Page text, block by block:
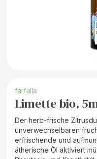
farfalla
Limette bio,
Der herb-frische
unverwechselbaren
erfrischende und
ätherische Öl aktiviert